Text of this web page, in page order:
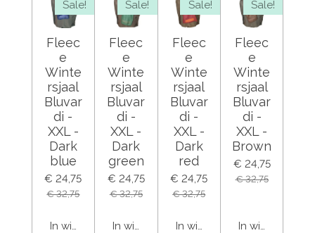
Sale!
Fleec
e
Winte
rsjaal
Bluvar
di -
XXL -
Dark
blue
€ 24,75
€ 32,75
In winkelwagen
Sale!
Fleec
e
Winte
rsjaal
Bluvar
di -
XXL -
Dark
green
€ 24,75
€ 32,75
In winkelwagen
Sale!
Fleec
e
Winte
rsjaal
Bluvar
di -
XXL -
Dark
red
€ 24,75
€ 32,75
In winkelwagen
Sale!
Fleec
e
Winte
rsjaal
Bluvar
di -
XXL -
Brown
€ 24,75
€ 32,75
In